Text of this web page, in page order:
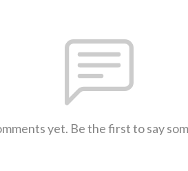
yet. Be the first to say